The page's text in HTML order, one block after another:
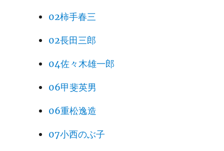
02柿手春三
02長田三郎
04佐々木雄一郎
06甲斐英男
06重松逸造
07小西のぶ子